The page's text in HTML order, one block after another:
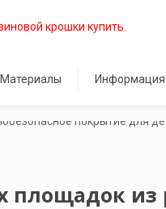
Материалы Информация
площадок